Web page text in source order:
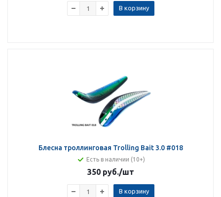
В корзину
Блесна троллинговая Trolling Bait 3.0 #018
Есть в наличии (10+)
350 руб./шт
В корзину